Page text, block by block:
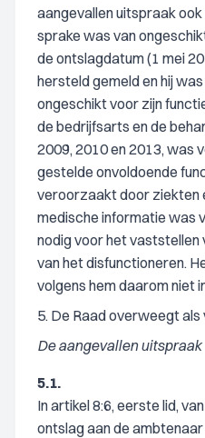
aangevallen uitspraak
sprake was van
de ontslagdatum (1 mei
hersteld gemeld en hij
ongeschikt voor zijn
de bedrijfsarts en de
2009, 2010 en 2013, was
gestelde onvoldoende
veroorzaakt door ziekten
medische informatie was
nodig voor het
van het disfunctioneren.
volgens hem daarom niet
5. De Raad overweegt als
De aangevallen uitspraak
5.1.
In artikel 8:6, eerste lid,
ontslag aan de